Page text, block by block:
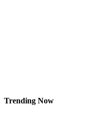
Trending Now